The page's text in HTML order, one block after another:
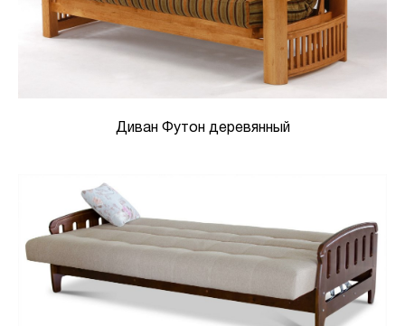
Диван Футон деревянный